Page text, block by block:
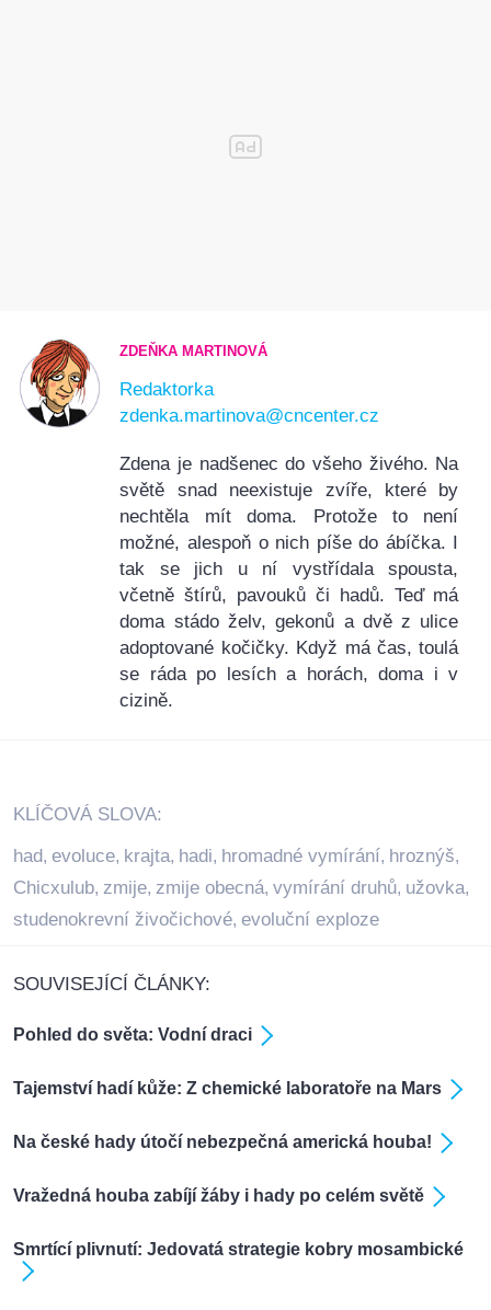
ZDEŇKA MARTINOVÁ
Redaktorka
zdenka.martinova@cncenter.cz
Zdena je nadšenec do všeho živého. Na
světě snad neexistuje zvíře, které by
nechtěla mít doma. Protože to není
možné, alespoň o nich píše do ábíčka. I
tak se jich u ní vystřídala spousta,
včetně štírů, pavouků či hadů. Teď má
doma stádo želv, gekonů a dvě z ulice
adoptované kočičky. Když má čas, toulá
se ráda po lesích a horách, doma i v
cizině.
KLÍČOVÁ SLOVA:
had, evoluce, krajta, hadi, hromadné vymírání, hroznýš,
Chicxulub, zmije, zmije obecná, vymírání druhů, užovka,
studenokrevní živočichové, evoluční exploze
SOUVISEJÍCÍ ČLÁNKY:
Pohled do světa: Vodní draci
Tajemství hadí kůže: Z chemické laboratoře na Mars
Na české hady útočí nebezpečná americká houba!
Vražedná houba zabíjí žáby i hady po celém světě
Smrtící plivnutí: Jedovatá strategie kobry mosambické